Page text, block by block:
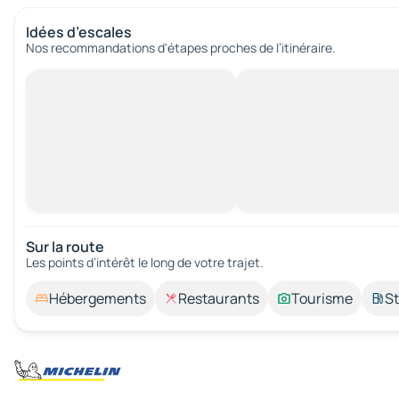
Idées d’escales
Nos recommandations d'étapes proches de l’itinéraire.
Sur la route
Les points d’intérêt le long de votre trajet.
Hébergements Restaurants Tourisme